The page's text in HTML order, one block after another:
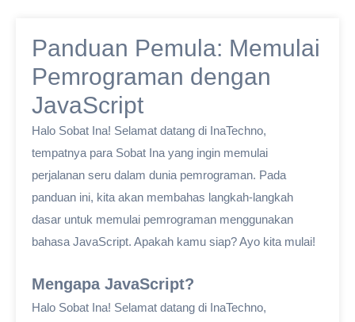
Panduan Pemula: Memulai
Pemrograman dengan
JavaScript
Halo Sobat Ina! Selamat datang di InaTechno,
tempatnya para Sobat Ina yang ingin memulai
perjalanan seru dalam dunia pemrograman. Pada
panduan ini, kita akan membahas langkah-langkah
dasar untuk memulai pemrograman menggunakan
bahasa JavaScript. Apakah kamu siap? Ayo kita mulai!
Mengapa JavaScript?
Halo Sobat Ina! Selamat datang di InaTechno,